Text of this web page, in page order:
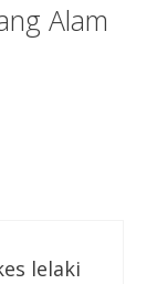
Alam
lelaki